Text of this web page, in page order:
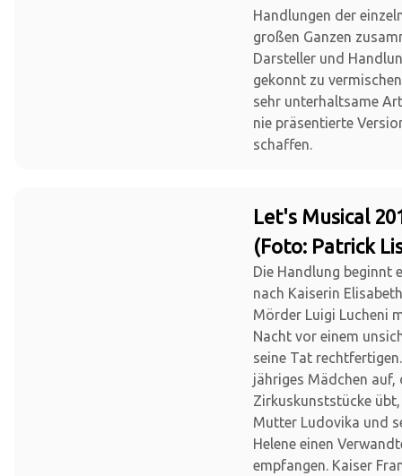
Handlungen der
großen Ganzen
Darsteller und
gekonnt zu
sehr unterhaltsame
nie präsentierte
schaffen.
Let's Musical
(Foto: Patrick
Die Handlung beginnt
nach Kaiserin
Mörder Luigi Lucheni
Nacht vor einem
seine Tat
jähriges Mädchen auf,
Zirkuskunststücke
Mutter Ludovika und
Helene einen
empfangen. Kaiser